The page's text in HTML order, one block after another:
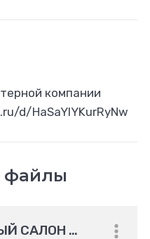
компании
d/HaSaYIYKurRyNw
файлы
КОМПЬЮТЕРНЫЙ САЛОН ESCAPE